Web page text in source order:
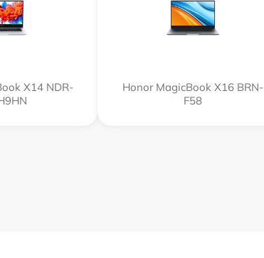
X14 NDR-
Honor MagicBook X16 BRN-
F58